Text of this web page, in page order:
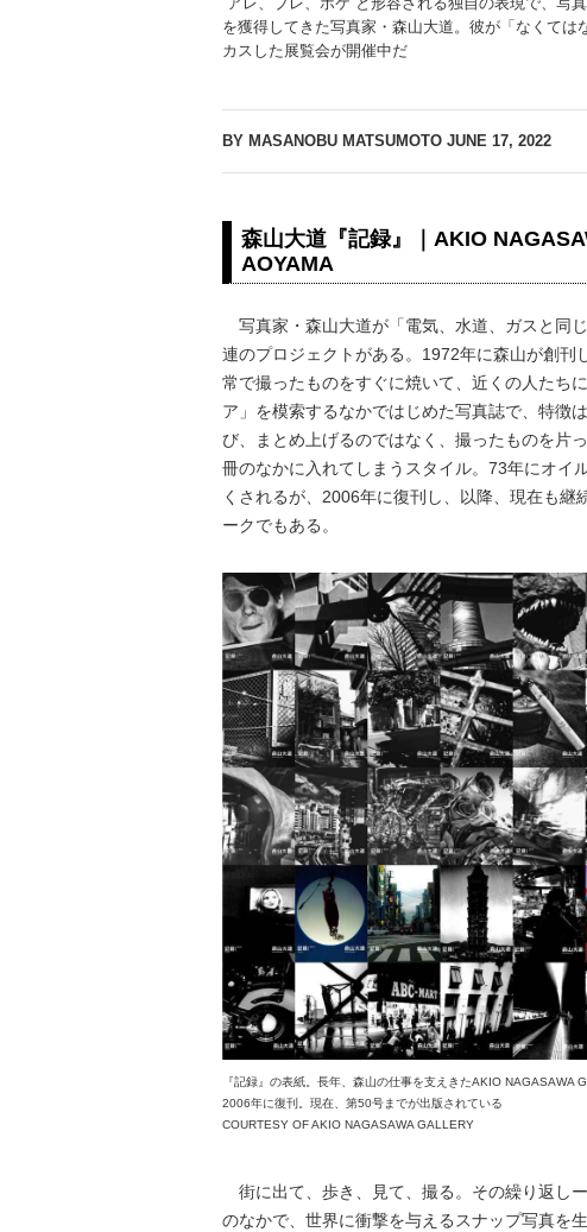
を獲得してきた写真家・森山大道。彼が「なくて
カスした展覧会が開催中だ
BY MASANOBU MATSUMOTO JUNE 17, 2022
森山大道『記録』｜AKIO
AOYAMA
写真家・森山大道が「電気、水道、ガスと同
連のプロジェクトがある。1972年に森山が創刊
常で撮ったものをすぐに焼いて、近くの⼈たち
ア」を模索するなかではじめた写真誌で、特徴
び、まとめ上げるのではなく、撮ったものを片
冊のなかに入れてしまうスタイル。73年にオイ
くされるが、2006年に復刊し、以降、現在も継
ークでもある。
『記録』の表紙。長年、森山の仕事を支えきたAKIO NAGASAWA
2006年に復刊。現在、第50号までが出版されている
COURTESY OF AKIO NAGASAWA GALLERY
街に出て、歩き、見て、撮る。その繰り返し
のなかで、世界に衝撃を与えるスナップ写真を